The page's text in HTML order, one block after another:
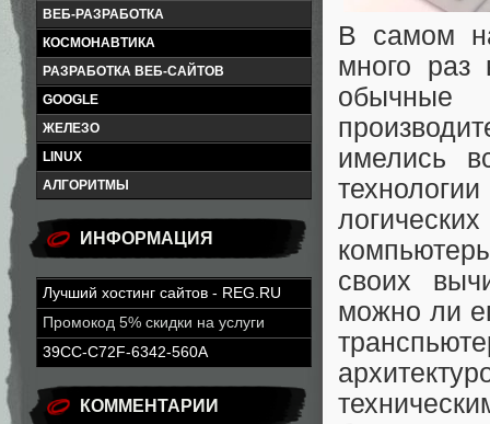
ВЕБ-РАЗРАБОТКА
КОСМОНАВТИКА
РАЗРАБОТКА ВЕБ-САЙТОВ
GOOGLE
ЖЕЛЕЗО
LINUX
АЛГОРИТМЫ
ИНФОРМАЦИЯ
Лучший хостинг сайтов - REG.RU
Промокод 5% скидки на услуги
39CC-C72F-6342-560A
КОММЕНТАРИИ
В самом
много раз
обычные
имелись
своих
можно ли